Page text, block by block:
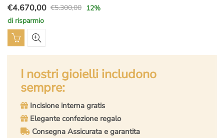
€5.300,00
Il
prezzo
originale
€4.670,00
Il
prezzo
attuale
12%
di risparmio
I nostri gioielli includono
sempre:
Incisione interna gratis
Elegante confezione regalo
Consegna Assicurata e garantita